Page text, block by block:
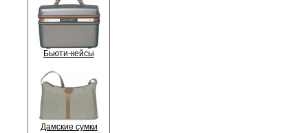
Бьюти-кейсы
Дамские сумки